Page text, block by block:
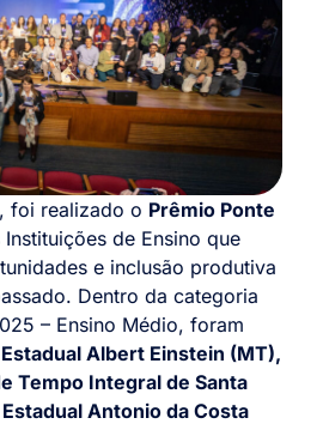
foi realizado o Prêmio Ponte
Instituições de Ensino que
e inclusão produtiva
Dentro da categoria
– Ensino Médio, foram
Albert Einstein (MT),
Tempo Integral de Santa
Antonio da Costa